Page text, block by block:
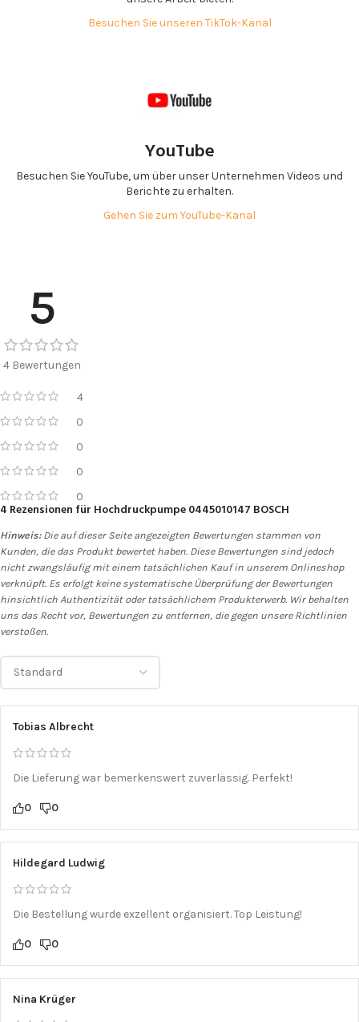
Besuchen Sie unseren TikTok-Kanal
YouTube
Besuchen Sie YouTube, um über unser Unternehmen Videos und
Berichte zu erhalten.
Gehen Sie zum YouTube-Kanal
5
4 Bewertungen
4
0
0
0
0
4 Rezensionen für Hochdruckpumpe 0445010147 BOSCH
Hinweis:Die auf dieser Seite angezeigten Bewertungen stammen von
Kunden, die das Produkt bewertet haben. Diese Bewertungen sind jedoch
nicht zwangsläufig mit einem tatsächlichen Kauf in unserem Onlineshop
verknüpft. Es erfolgt keine systematische Überprüfung der Bewertungen
hinsichtlich Authentizität oder tatsächlichem Produkterwerb. Wir behalten
uns das Recht vor, Bewertungen zu entfernen, die gegen unsere Richtlinien
verstoßen.
Tobias Albrecht
Die Lieferung war bemerkenswert zuverlässig. Perfekt!
0 0
Hildegard Ludwig
Die Bestellung wurde exzellent organisiert. Top Leistung!
0 0
Nina Krüger